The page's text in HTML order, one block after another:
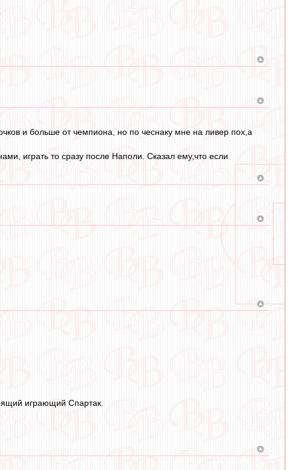
и больше от чемпиона, но по чеснаку мне на ливер пох,а
играть то сразу после Наполи. Сказал ему,что если
играющий Спартак.